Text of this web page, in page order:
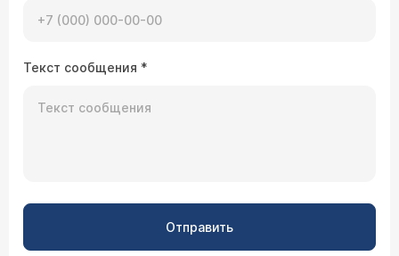
Текст сообщения *
Отправить